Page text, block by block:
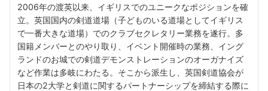
2006年の渡英以来、イギリスでのユニークなポジションを確
立。英国国内の剣道道場（子どものいる道場としてイギリス
で一番大きな道場）でのクラブセクレタリー業務を遂行。多
国籍メンバーとのやり取り、イベント開催時の業務、イング
ランドのお城での剣道デモンストレーションのオーガナイズ
など作業は多岐にわたる。そこから派生し、英国剣道協会が
日本の2大学と剣道に関するパートナーシップを締結する際に